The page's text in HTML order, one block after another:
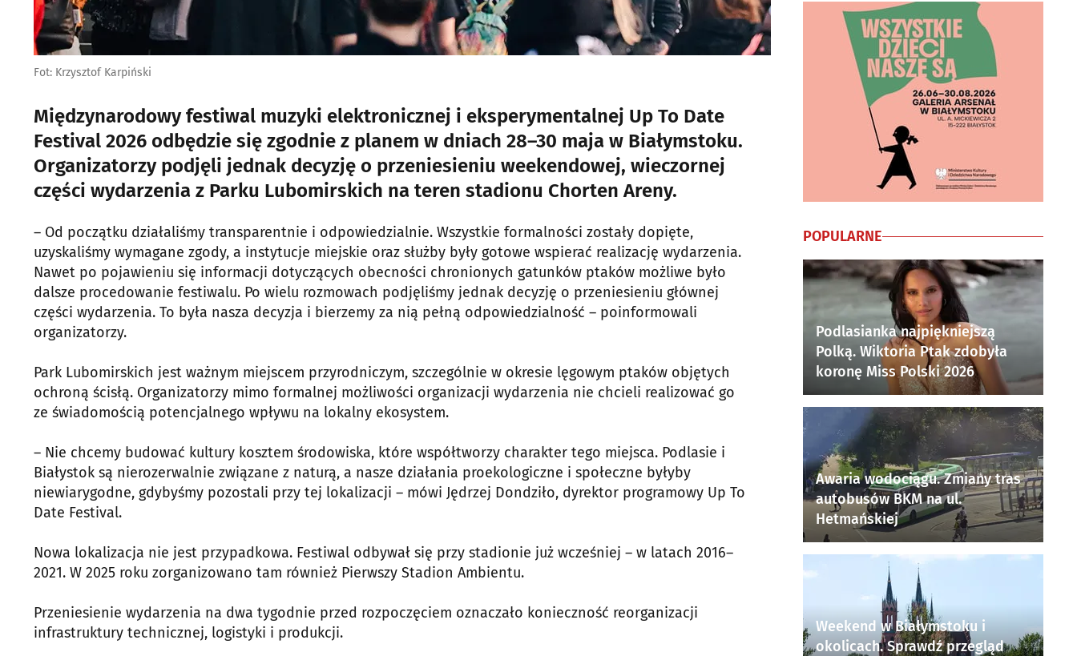
Fot: Krzysztof Karpiński
Międzynarodowy festiwal muzyki elektronicznej i eksperymentalnej Up To Date
Festival 2026 odbędzie się zgodnie z planem w dniach 28–30 maja w Białymstoku.
Organizatorzy podjęli jednak decyzję o przeniesieniu weekendowej, wieczornej
części wydarzenia z Parku Lubomirskich na teren stadionu Chorten Areny.
– Od początku działaliśmy transparentnie i odpowiedzialnie. Wszystkie formalności zostały dopięte,
uzyskaliśmy wymagane zgody, a instytucje miejskie oraz służby były gotowe wspierać realizację wydarzenia.
Nawet po pojawieniu się informacji dotyczących obecności chronionych gatunków ptaków możliwe było
dalsze procedowanie festiwalu. Po wielu rozmowach podjęliśmy jednak decyzję o przeniesieniu głównej
części wydarzenia. To była nasza decyzja i bierzemy za nią pełną odpowiedzialność – poinformowali
organizatorzy.
Park Lubomirskich jest ważnym miejscem przyrodniczym, szczególnie w okresie lęgowym ptaków objętych
ochroną ścisłą. Organizatorzy mimo formalnej możliwości organizacji wydarzenia nie chcieli realizować go
ze świadomością potencjalnego wpływu na lokalny ekosystem.
– Nie chcemy budować kultury kosztem środowiska, które współtworzy charakter tego miejsca. Podlasie i
Białystok są nierozerwalnie związane z naturą, a nasze działania proekologiczne i społeczne byłyby
niewiarygodne, gdybyśmy pozostali przy tej lokalizacji – mówi Jędrzej Dondziło, dyrektor programowy Up To
Date Festival.
Nowa lokalizacja nie jest przypadkowa. Festiwal odbywał się przy stadionie już wcześniej – w latach 2016–
2021. W 2025 roku zorganizowano tam również Pierwszy Stadion Ambientu.
Przeniesienie wydarzenia na dwa tygodnie przed rozpoczęciem oznaczało konieczność reorganizacji
infrastruktury technicznej, logistyki i produkcji.
POPULARNE
Podlasianka najpiękniejszą
Polką. Wiktoria Ptak zdobyła
koronę Miss Polski 2026
Awaria wodociągu. Zmiany tras
autobusów BKM na ul.
Hetmańskiej
Weekend w Białymstoku i
okolicach. Sprawdź przegląd